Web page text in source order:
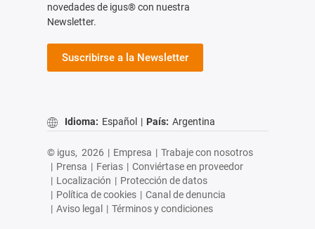
novedades de igus® con nuestra
Newsletter.
Suscribirse a la Newsletter
Idioma: Español | País: Argentina
© igus, 2026 | Empresa | Trabaje con nosotros
| Prensa | Ferias | Conviértase en proveedor
| Localización | Protección de datos
| Política de cookies | Canal de denuncia
| Aviso legal | Términos y condiciones